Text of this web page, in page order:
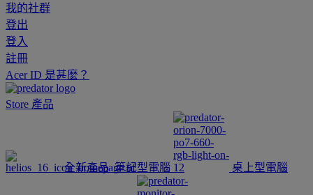
我的社群
登出
登入
註冊
Acer ID 是甚麼？
Store 產品
全新產品 筆記型電腦 桌上型電腦